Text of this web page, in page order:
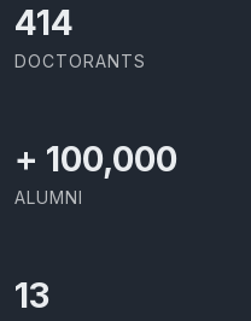
437
DOCTORANTS
+ 100,000
ALUMNI
13